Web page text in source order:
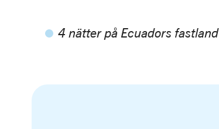
4 nätter på Ecuadors fastland